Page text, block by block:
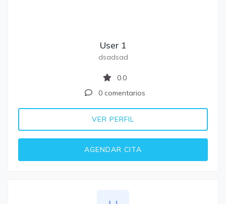
User 1
dsadsad
0.0
0 comentarios
VER PERFIL
AGENDAR CITA